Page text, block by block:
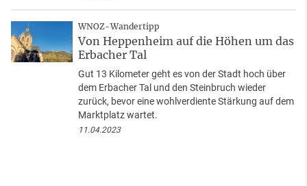
WNOZ-Wandertipp
Von Heppenheim auf die Höhen um das
Erbacher Tal
Gut 13 Kilometer geht es von der Stadt hoch über
dem Erbacher Tal und den Steinbruch wieder
zurück, bevor eine wohlverdiente Stärkung auf dem
Marktplatz wartet.
11.04.2023